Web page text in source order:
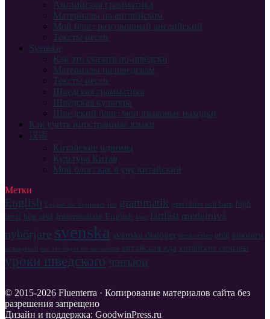
Английская грамматика
Материалы на английском
Мой блог: разговорный английский
Тексты песен
Svenska
Как это сказать по-шведски
Материалы на шведском
Тексты песен
Шведская грамматика
Шведская культура
Шведский блог: мои языковые находки
Как учить иностранные языки
汉语
Китайские идиомы
Культура Китая
Мой блог: как я учу китайский
Метки
English English for beginners fun grammatik graviditet och barn high
level hög nivå Intermediate English kent lättläst medelnivå
nybörjare svenska svenska dialoger teve-serier uttal викинги
исландский как это будет по-английски китайская еда китайские сериалы
уроки шведского чэнъюи
© 2015-2026 Fluenterra · Копирование материалов сайта без
разрешения запрещено
Дизайн и поддержка: GoodwinPress.ru